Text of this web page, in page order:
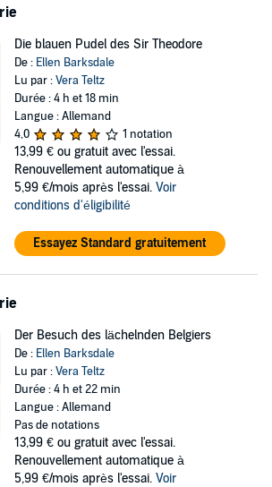
Die blauen Pudel des Sir Theodore
De : Ellen Barksdale
Lu par :Vera Teltz
Durée : 4 h et 18 min
Langue : Allemand
4,0
1 notation
13,99 € ou gratuit avec l'essai.
Renouvellement automatique à
5,99 €/mois après l'essai. Voir
conditions d'éligibilité
Essayez Standard gratuitement
Der Besuch des lächelnden Belgiers
De : Ellen Barksdale
Lu par :Vera Teltz
Durée : 4 h et 22 min
Langue : Allemand
Pas de notations
13,99 € ou gratuit avec l'essai.
Renouvellement automatique à
5,99 €/mois après l'essai. Voir